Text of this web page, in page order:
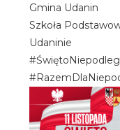
Gmina Udanin
Szkoła
Udaninie